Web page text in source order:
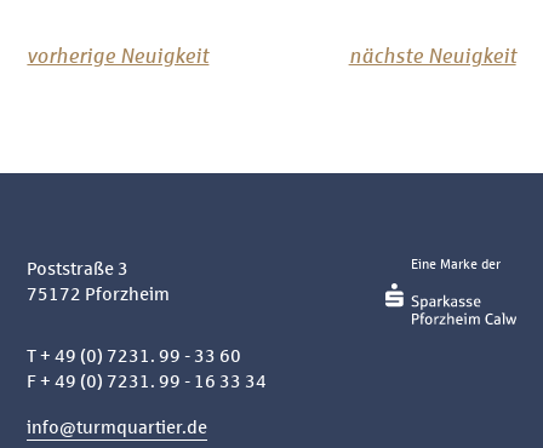
vorherige Neuigkeit nächste Neuigkeit
Poststraße 3
75172 Pforzheim
T+ 49 (0) 7231. 99 - 33 60
F + 49 (0) 7231. 99 - 16 33 34
info@turmquartier.de
Eine Marke der